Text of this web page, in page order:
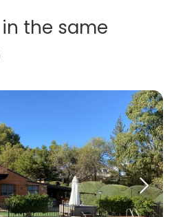
the same